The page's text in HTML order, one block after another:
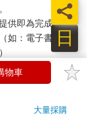
供即為完成之線
如：電子書、電
、刮鬍刀、除毛
期（含例假
日
員